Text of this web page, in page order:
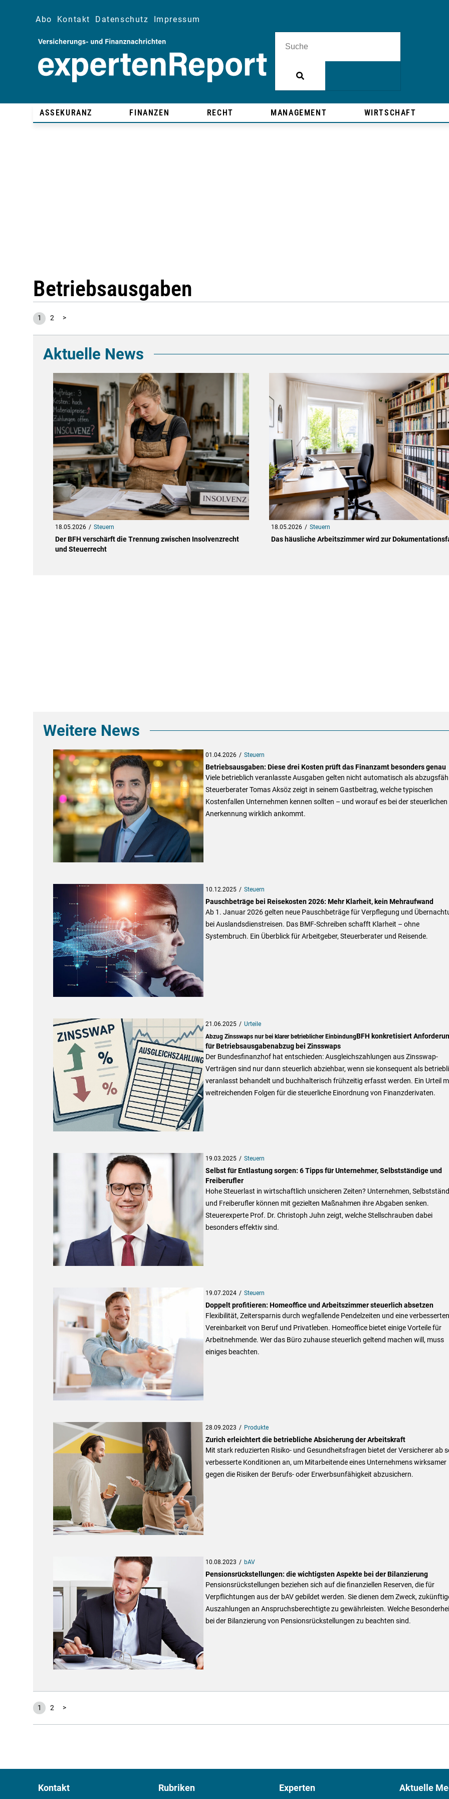
Abo Kontakt Datenschutz Impressum
ASSEKURANZ FINANZEN RECHT MANAGEMENT WIRTSCHAFT
Betriebsausgaben
1 2 >
Aktuelle News
18.05.2026 Steuern
Der BFH verschärft die Trennung zwischen Insolvenzrecht
und Steuerrecht
18.05.2026 Steuern
Das häusliche Arbeitszimmer wird zur
Weitere News
01.04.2026 Steuern
Betriebsausgaben: Diese drei Kosten prüft das Finanzamt besonders genau
Viele betrieblich veranlasste Ausgaben gelten nicht automatisch als
Steuerberater Tomas Aksöz zeigt in seinem Gastbeitrag, welche typischen
Kostenfallen Unternehmen kennen sollten – und worauf es bei der steuerlichen
Anerkennung wirklich ankommt.
10.12.2025 Steuern
Pauschbeträge bei Reisekosten 2026: Mehr Klarheit, kein Mehraufwand
Ab 1. Januar 2026 gelten neue Pauschbeträge für Verpflegung und
bei Auslandsdienstreisen. Das BMF-Schreiben schafft Klarheit – ohne
Systembruch. Ein Überblick für Arbeitgeber, Steuerberater und Reisende.
21.06.2025
Urteile
Abzug Zinsswaps nur bei klarer betrieblicher EinbindungBFH konkretisiert
für Betriebsausgabenabzug bei Zinsswaps
Der Bundesfinanzhof hat entschieden: Ausgleichszahlungen aus Zinsswap-
Verträgen sind nur dann steuerlich abziehbar, wenn sie konsequent als
veranlasst behandelt und buchhalterisch frühzeitig erfasst werden. Ein Urteil
weitreichenden Folgen für die steuerliche Einordnung von Finanzderivaten.
19.03.2025 Steuern
Selbst für Entlastung sorgen: 6 Tipps für Unternehmer, Selbstständige und
Freiberufler
Hohe Steuerlast in wirtschaftlich unsicheren Zeiten? Unternehmen,
und Freiberufler können mit gezielten Maßnahmen ihre Abgaben senken.
Steuerexperte Prof. Dr. Christoph Juhn zeigt, welche Stellschrauben dabei
besonders effektiv sind.
19.07.2024 Steuern
Doppelt profitieren: Homeoffice und Arbeitszimmer steuerlich absetzen
Flexibilität, Zeitersparnis durch wegfallende Pendelzeiten und eine verbesserten
Vereinbarkeit von Beruf und Privatleben. Homeoffice bietet einige Vorteile für
Arbeitnehmende. Wer das Büro zuhause steuerlich geltend machen will, muss
einiges beachten.
28.09.2023 Produkte
Zurich erleichtert die betriebliche Absicherung der Arbeitskraft
Mit stark reduzierten Risiko- und Gesundheitsfragen bietet der Versicherer ab
verbesserte Konditionen an, um Mitarbeitende eines Unternehmens wirksamer
gegen die Risiken der Berufs- oder Erwerbsunfähigkeit abzusichern.
10.08.2023 bAV
Pensionsrückstellungen: die wichtigsten Aspekte bei der Bilanzierung
Pensionsrückstellungen beziehen sich auf die finanziellen Reserven, die für
Verpflichtungen aus der bAV gebildet werden. Sie dienen dem Zweck,
Auszahlungen an Anspruchsberechtigte zu gewährleisten. Welche
bei der Bilanzierung von Pensionsrückstellungen zu beachten sind.
1 2 >
Kontakt Rubriken Experten Aktuelle